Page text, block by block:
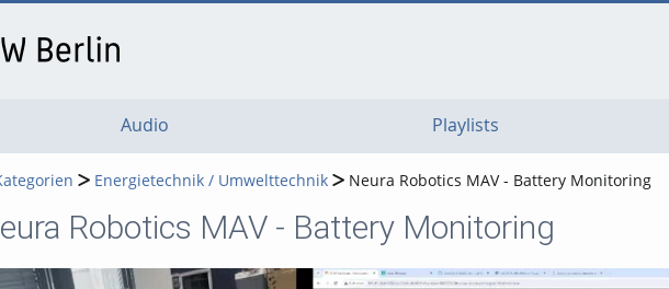
Audio Playlists
Energietechnik / Umwelttechnik Neura Robotics MAV - Battery Monitoring
Robotics MAV - Battery Monitoring